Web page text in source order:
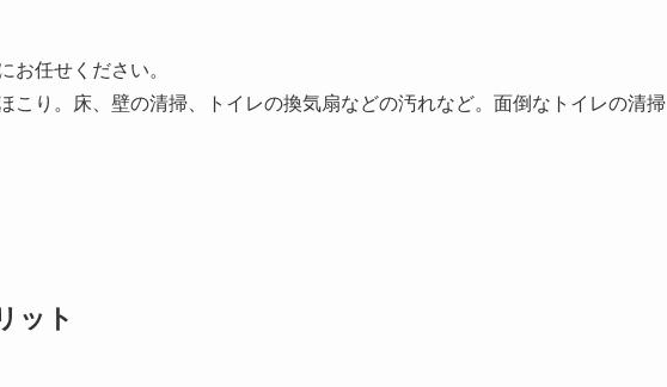
お任せください。
こり。床、壁の清掃、トイレの換気扇などの汚れなど。面倒なトイレの清掃
ット